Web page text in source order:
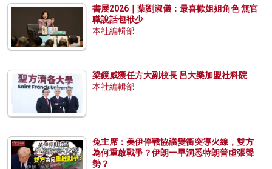
書展2026｜葉劉淑儀：最喜歡姐姐角色 無官
職說話包袱少
本社編輯部
梁鏡威獲任方大副校長 呂大樂加盟社科院
本社編輯部
兔主席：美伊停戰協議變衝突導火線，雙方
為何重啟戰爭？伊朗一早洞悉特朗普虛張聲
勢？